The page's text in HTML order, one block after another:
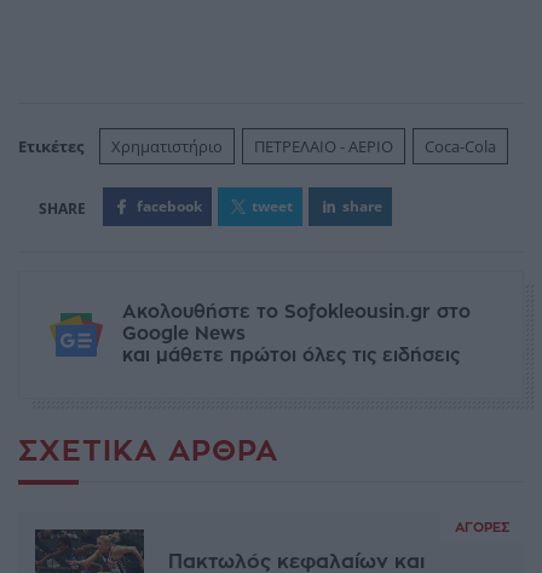
Ετικέτες Χρηματιστήριο ΠΕΤΡΕΛΑΙΟ - ΑΕΡΙΟ Coca-Cola
facebook tweet share
Ακολουθήστε το Sofokleousin.gr στο
Google News
και μάθετε πρώτοι όλες τις ειδήσεις
ΣΧΕΤΙΚΆ ΆΡΘΡΑ
ΑΓΟΡΈΣ
Πακτωλός κεφαλαίων και